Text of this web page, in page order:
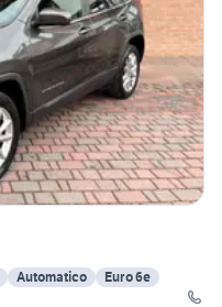
Automatico
Euro 6e